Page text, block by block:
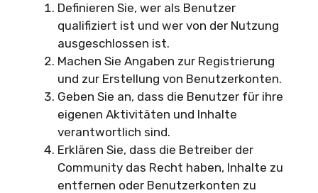
Definieren Sie, wer als Benutzer
qualifiziert ist und wer von der Nutzung
ausgeschlossen ist.
Machen Sie Angaben zur Registrierung
und zur Erstellung von Benutzerkonten.
Geben Sie an, dass die Benutzer für ihre
eigenen Aktivitäten und Inhalte
verantwortlich sind.
Erklären Sie, dass die Betreiber der
Community das Recht haben, Inhalte zu
entfernen oder Benutzerkonten zu